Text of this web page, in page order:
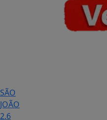
SÃO
JOÃO
2.6